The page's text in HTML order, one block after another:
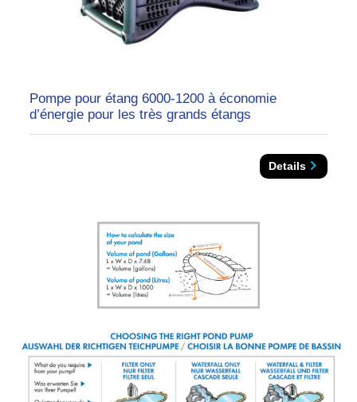
Pompe pour étang 6000-1200 à économie
d’énergie pour les très grands étangs
Details